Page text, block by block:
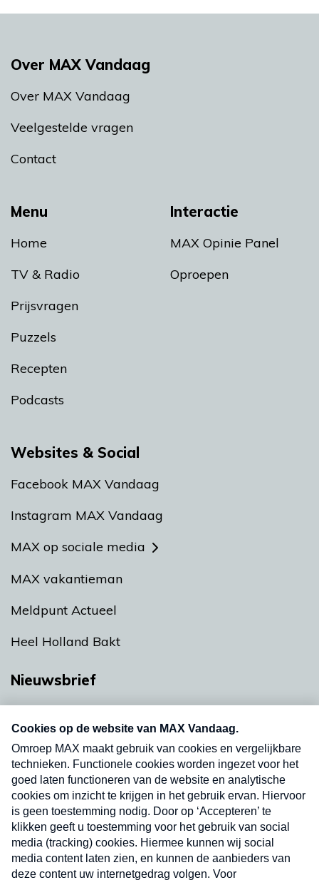
Menu
Home
TV & Radio
Prijsvragen
Puzzels
Recepten
Podcasts
Interactie
MAX Opinie Panel
Oproepen
Over MAX Vandaag
Over MAX Vandaag
Veelgestelde vragen
Contact
Websites & Social
Facebook MAX Vandaag
Instagram MAX Vandaag
MAX op sociale media
MAX vakantieman
Meldpunt Actueel
Heel Holland Bakt
Nieuwsbrief
nieuwsbrief. Elke vrijdag- en dinsdagochtend in
uw mailbox.
Verzend